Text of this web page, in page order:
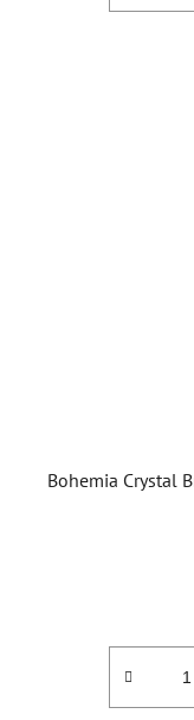
Bohemia Crystal